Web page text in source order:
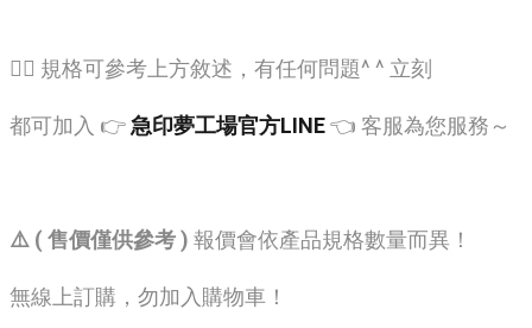
🙋‍♂️ 規格可參考上方敘述，有任何問題^ ^ 立刻
都可加入 👉急印夢工場官方LINE👈 客服為您服務～
⚠️ ( 售價僅供參考 ) 報價會依產品規格數量而異！
無線上訂購，勿加入購物車！